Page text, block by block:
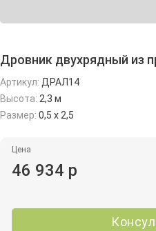
Дровник двухрядный из
Артикул: ДРАЛ14
Высота: 2,3 м
Размер: 0,5 х 2,5
Цена
46 934 р